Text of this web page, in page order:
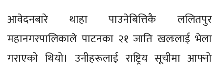
आवेदनबारे थाहा पाउनेबित्तिकै ललितपुर
महानगरपालिकाले पाटनका २१ जाति खलःलाई भेला
गराएको थियो। उनीहरूलाई राष्ट्रिय सूचीमा आफ्नो